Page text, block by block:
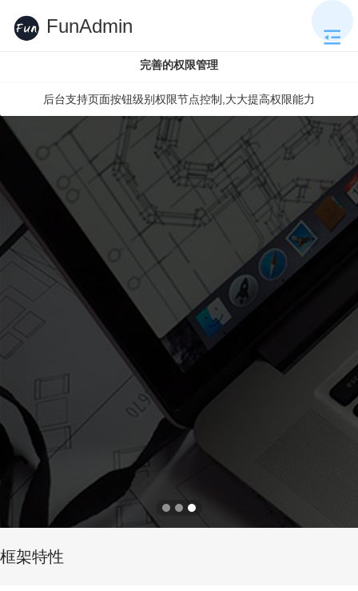
FunAdmin
完善的权限管理
后台支持页面按钮级别权限节点控制,大大提高权限能力
框架特性